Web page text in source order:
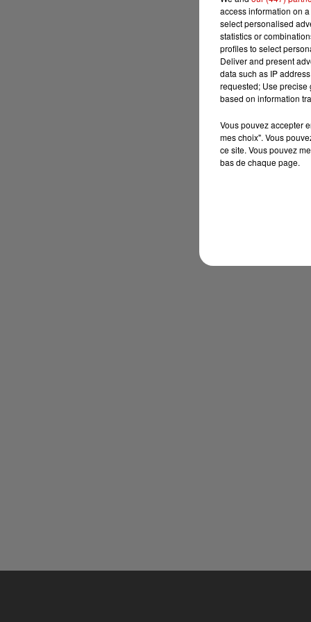
access information on
select personalised
statistics or
profiles to select
Deliver and present
data such as IP
requested; Use precise
based on information
Vous pouvez accepter
mes choix". Vous
ce site. Vous pouvez
bas de chaque page.